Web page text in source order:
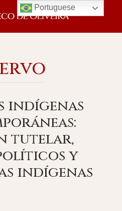
indígenas
tutelar,
y
indígenas
Portuguese